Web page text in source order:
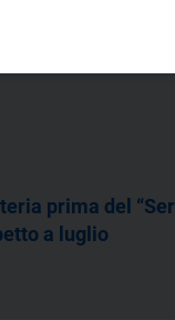
prima del
a luglio